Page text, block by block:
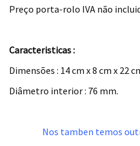
Preço porta-rolo IVA não
Caracteristicas :
Dimensões : 14 cm x 8 cm x 22
Diâmetro interior : 76 mm.
Nos tamben temos